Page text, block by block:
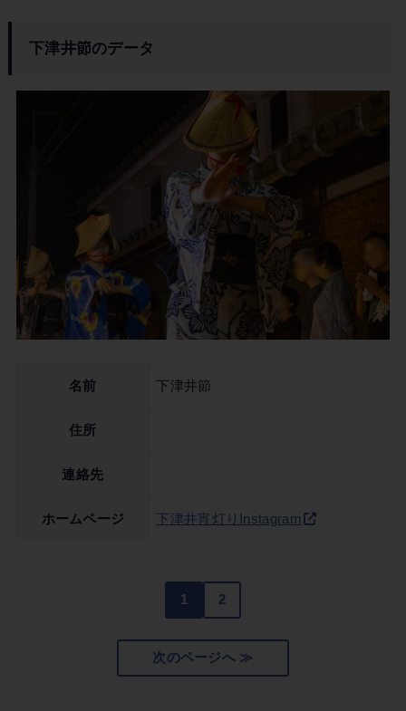
下津井節のデータ
名前 下津井節
住所
連絡先
ホームページ 下津井宵灯りInstagram
1 2
次のページへ ≫